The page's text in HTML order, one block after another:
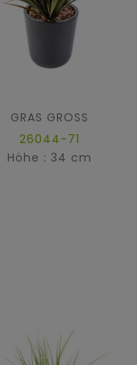
GRAS GROSS
26044-71
Höhe : 34 cm